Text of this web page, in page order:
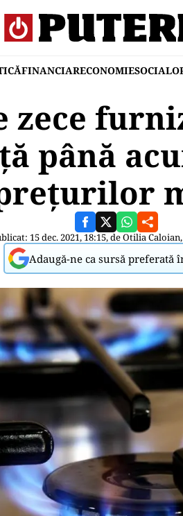
FINANCIARECONOMIESOCIAL
zece
până
15 dec. 2021, 18:15, deOtilia Caloian
Adaugă-ne ca sursă preferată